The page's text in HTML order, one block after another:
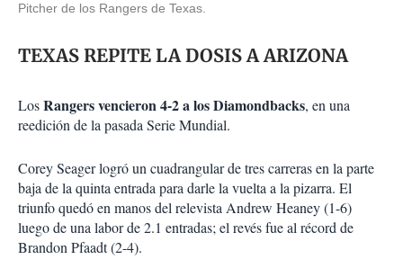
Pitcher de los Rangers de Texas.
TEXAS REPITE LA DOSIS A ARIZONA
LosRangers vencieron 4-2 a los Diamondbacks, en una
reedición de la pasada Serie Mundial.
Corey Seager logró un cuadrangular de tres carreras en la parte
baja de la quinta entrada para darle la vuelta a la pizarra. El
triunfo quedó en manos del relevista Andrew Heaney (1-6)
luego de una labor de 2.1 entradas; el revés fue al récord de
Brandon Pfaadt (2-4).